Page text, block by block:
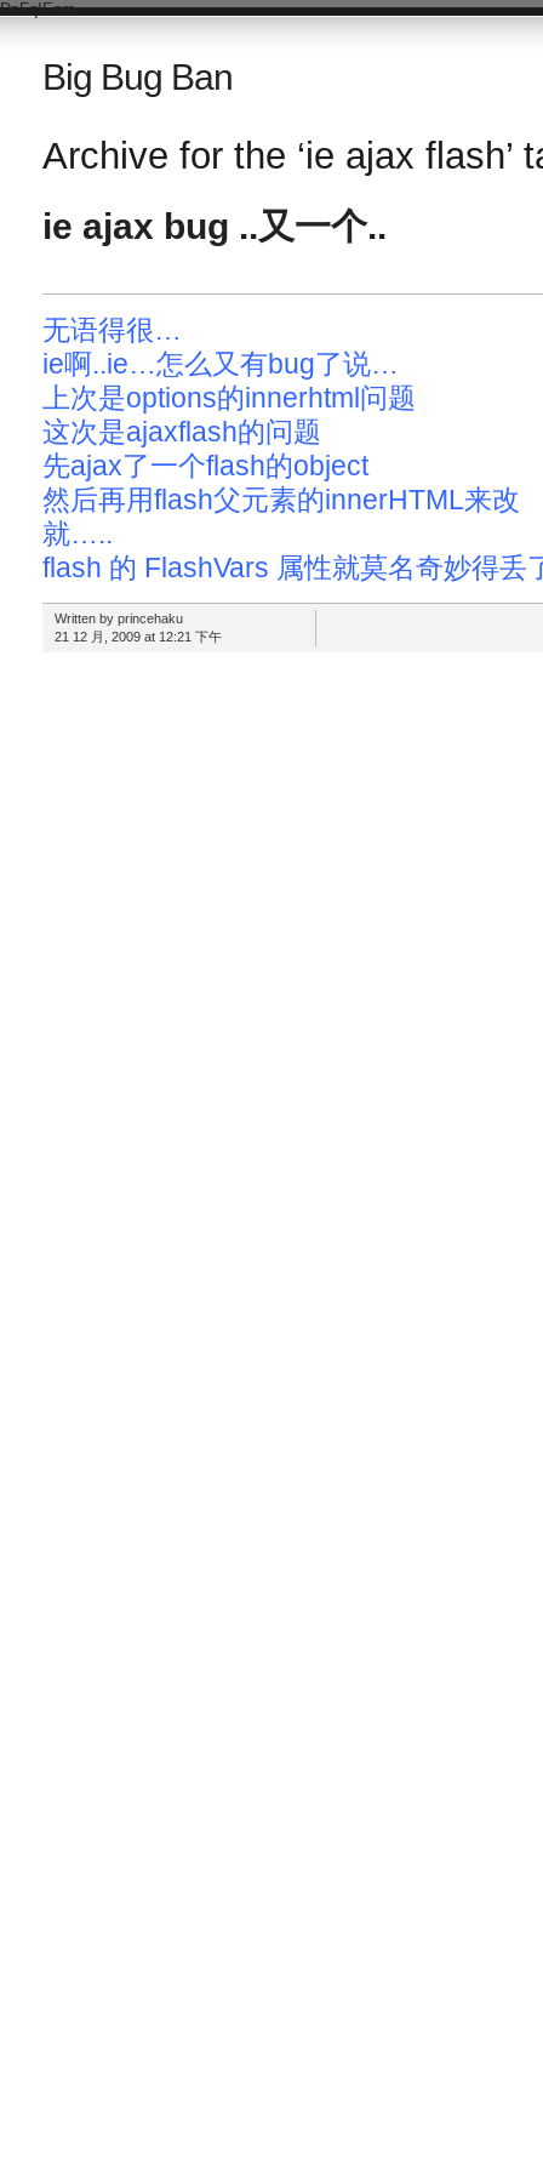
DsFqIEnm
Big Bug Ban
Archive for the ‘ie ajax flash’
ie ajax bug ..又一个..
无语得很…
ie啊..ie…怎么又有bug了说…
上次是options的innerhtml问题
这次是ajaxflash的问题
先ajax了一个flash的object
然后再用flash父元素的innerHTML来改
就…..
flash 的 FlashVars 属性就莫名奇妙得
Written by princehaku
21 12 月, 2009 at 12:21 下午